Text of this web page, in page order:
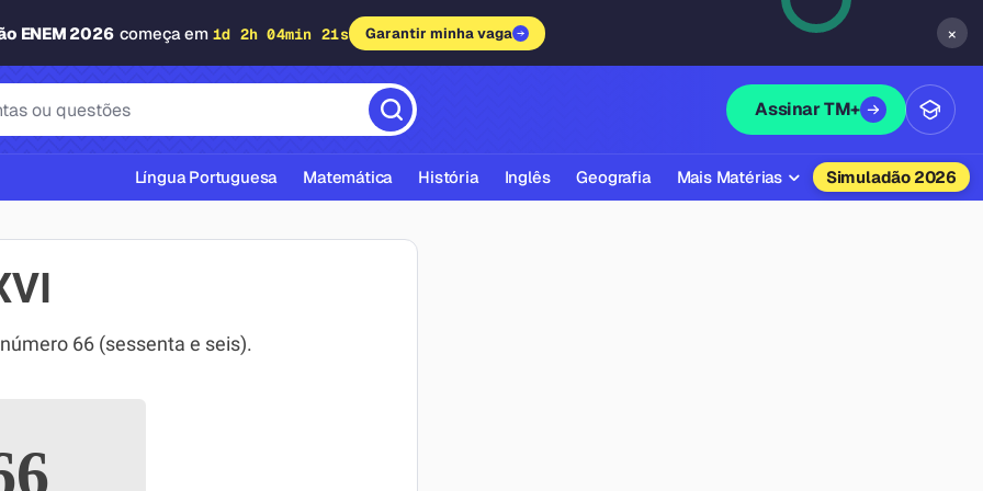
ENEM 2026 começa em 1d 2h 04min 20s Garantir minha vaga ×
Assinar TM+
ABNT
Língua Portuguesa Matemática História Inglês Geografia Mais Matérias Simuladão 2026
66 (sessenta e seis).